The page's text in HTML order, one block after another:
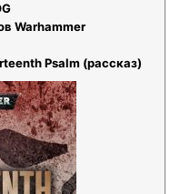
Warhammer
Psalm (рассказ)